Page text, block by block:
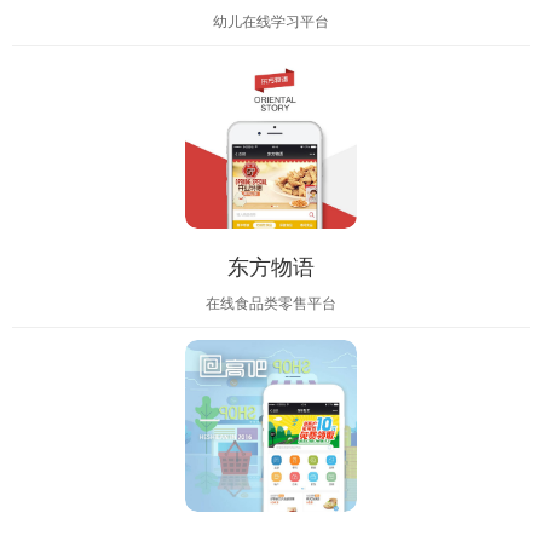
幼儿在线学习平台
东方物语
在线食品类零售平台